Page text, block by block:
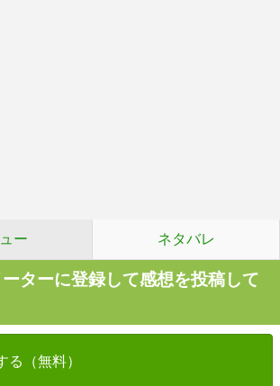
ー ネタバレ
ターに登録して感想を投稿して
る（無料）